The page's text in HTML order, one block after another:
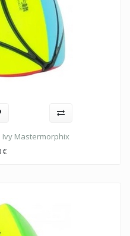
Ivy Mastermorphix
€